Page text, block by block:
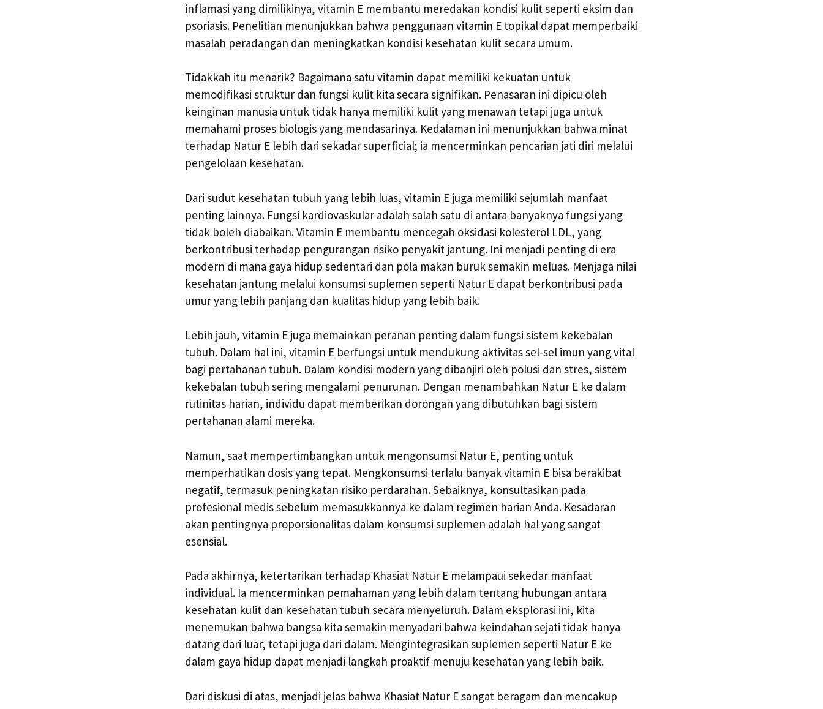
inflamasi yang dimilikinya, vitamin E membantu meredakan kondisi kulit seperti eksim dan
psoriasis. Penelitian menunjukkan bahwa penggunaan vitamin E topikal dapat memperbaiki
masalah peradangan dan meningkatkan kondisi kesehatan kulit secara umum.
Tidakkah itu menarik? Bagaimana satu vitamin dapat memiliki kekuatan untuk
memodifikasi struktur dan fungsi kulit kita secara signifikan. Penasaran ini dipicu oleh
keinginan manusia untuk tidak hanya memiliki kulit yang menawan tetapi juga untuk
memahami proses biologis yang mendasarinya. Kedalaman ini menunjukkan bahwa minat
terhadap Natur E lebih dari sekadar superficial; ia mencerminkan pencarian jati diri melalui
pengelolaan kesehatan.
Dari sudut kesehatan tubuh yang lebih luas, vitamin E juga memiliki sejumlah manfaat
penting lainnya. Fungsi kardiovaskular adalah salah satu di antara banyaknya fungsi yang
tidak boleh diabaikan. Vitamin E membantu mencegah oksidasi kolesterol LDL, yang
berkontribusi terhadap pengurangan risiko penyakit jantung. Ini menjadi penting di era
modern di mana gaya hidup sedentari dan pola makan buruk semakin meluas. Menjaga nilai
kesehatan jantung melalui konsumsi suplemen seperti Natur E dapat berkontribusi pada
umur yang lebih panjang dan kualitas hidup yang lebih baik.
Lebih jauh, vitamin E juga memainkan peranan penting dalam fungsi sistem kekebalan
tubuh. Dalam hal ini, vitamin E berfungsi untuk mendukung aktivitas sel-sel imun yang vital
bagi pertahanan tubuh. Dalam kondisi modern yang dibanjiri oleh polusi dan stres, sistem
kekebalan tubuh sering mengalami penurunan. Dengan menambahkan Natur E ke dalam
rutinitas harian, individu dapat memberikan dorongan yang dibutuhkan bagi sistem
pertahanan alami mereka.
Namun, saat mempertimbangkan untuk mengonsumsi Natur E, penting untuk
memperhatikan dosis yang tepat. Mengkonsumsi terlalu banyak vitamin E bisa berakibat
negatif, termasuk peningkatan risiko perdarahan. Sebaiknya, konsultasikan pada
profesional medis sebelum memasukkannya ke dalam regimen harian Anda. Kesadaran
akan pentingnya proporsionalitas dalam konsumsi suplemen adalah hal yang sangat
esensial.
Pada akhirnya, ketertarikan terhadap Khasiat Natur E melampaui sekedar manfaat
individual. Ia mencerminkan pemahaman yang lebih dalam tentang hubungan antara
kesehatan kulit dan kesehatan tubuh secara menyeluruh. Dalam eksplorasi ini, kita
menemukan bahwa bangsa kita semakin menyadari bahwa keindahan sejati tidak hanya
datang dari luar, tetapi juga dari dalam. Mengintegrasikan suplemen seperti Natur E ke
dalam gaya hidup dapat menjadi langkah proaktif menuju kesehatan yang lebih baik.
Dari diskusi di atas, menjadi jelas bahwa Khasiat Natur E sangat beragam dan mencakup